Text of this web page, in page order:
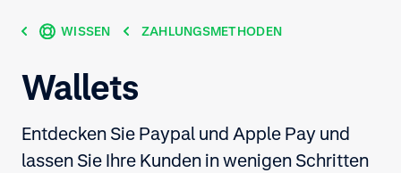
WISSEN ZAHLUNGSMETHODEN
Wallets
Entdecken Sie Paypal und Apple Pay und
lassen Sie Ihre Kunden in wenigen Schritten